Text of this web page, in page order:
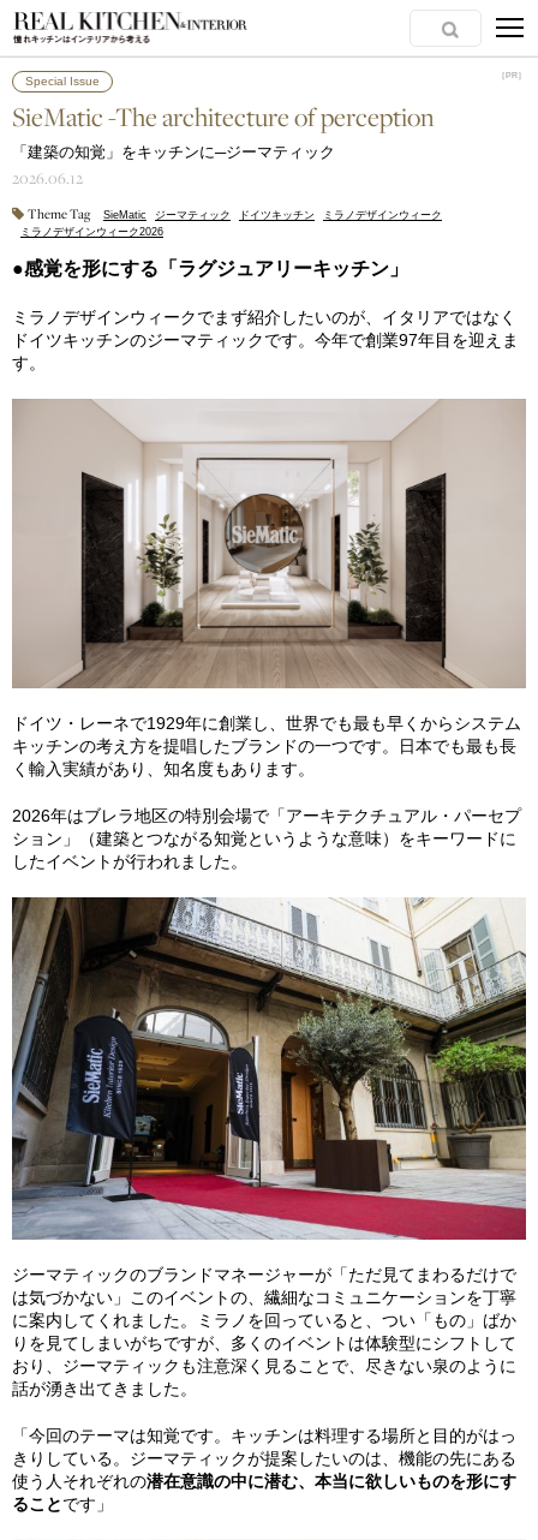
［PR］
［PR］
Special Issue
SieMatic -The architecture of perception
「建築の知覚」をキッチンに─ジーマティック
2026.06.12
Theme Tag SieMatic ジーマティック ドイツキッチン
ミラノデザインウィーク
ミラノデザインウィーク2026
●感覚を形にする「ラグジュアリーキッチン」
ミラノデザインウィークでまず紹介したいのが、イタリアではなく
ドイツキッチンのジーマティックです。今年で創業97年目を迎えま
す。
ドイツ・レーネで1929年に創業し、世界でも最も早くからシステム
キッチンの考え方を提唱したブランドの一つです。日本でも最も長
く輸入実績があり、知名度もあります。
2026年はブレラ地区の特別会場で「アーキテクチュアル・パーセプ
ション」（建築とつながる知覚というような意味）をキーワードに
したイベントが行われました。
ジーマティックのブランドマネージャーが「ただ見てまわるだけで
は気づかない」このイベントの、繊細なコミュニケーションを丁寧
に案内してくれました。ミラノを回っていると、つい「もの」ばか
りを見てしまいがちですが、多くのイベントは体験型にシフトして
おり、ジーマティックも注意深く見ることで、尽きない泉のように
話が湧き出てきました。
「今回のテーマは知覚です。キッチンは料理する場所と目的がはっ
きりしている。ジーマティックが提案したいのは、機能の先にある
使う人それぞれの潜在意識の中に潜む、本当に欲しいものを形にす
ることです」